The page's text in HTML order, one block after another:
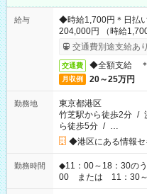
給与
◆時給1,700円＊日払
204,000円 （時給
交通費別途支給あり
交通費 ◆全額支給 ＊
月収例 20～25万円
勤務地
東京都港区
竹芝駅から徒歩2分 /
ら徒歩5分 / …
◆港区にある情報セ
勤務時間
◆11：00～18：30の
00 または 11：30～18：30 。*。ブラン
ば前職が、 在宅/財団